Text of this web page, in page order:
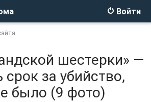
Войти
шестерки» —
срок за убийство,
было (9 фото)